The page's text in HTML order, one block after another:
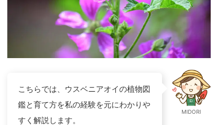
こちらでは、ウスベニアオイの植物図
鑑と育て方を私の経験を元にわかりや
すく解説します。
MIDORI